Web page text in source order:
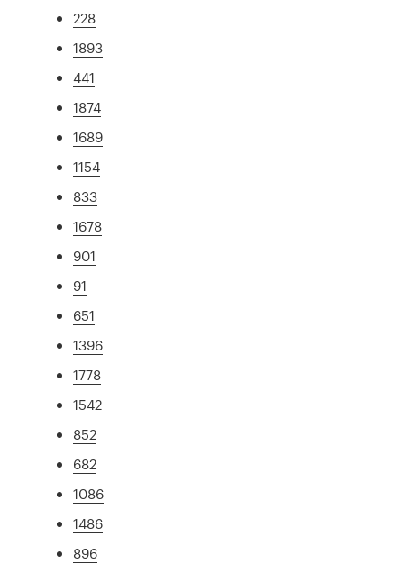
228
1893
441
1874
1689
1154
833
1678
901
91
651
1396
1778
1542
852
682
1086
1486
896